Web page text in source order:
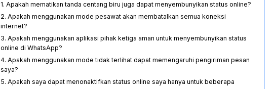
1. Apakah mematikan tanda centang biru juga dapat menyembunyikan status online?
2. Apakah menggunakan mode pesawat akan membatalkan semua koneksi
internet?
3. Apakah menggunakan aplikasi pihak ketiga aman untuk menyembunyikan status
online di WhatsApp?
4. Apakah menggunakan mode tidak terlihat dapat memengaruhi pengiriman pesan
saya?
5. Apakah saya dapat menonaktifkan status online saya hanya untuk beberapa